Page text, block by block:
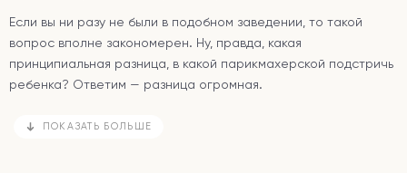
Если вы ни разу не были в подобном заведении, то такой
вопрос вполне закономерен. Ну, правда, какая
принципиальная разница, в какой парикмахерской подстричь
ребенка? Ответим — разница огромная.
ПОКАЗАТЬ БОЛЬШЕ